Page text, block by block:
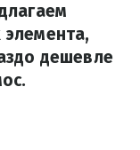
дешевле